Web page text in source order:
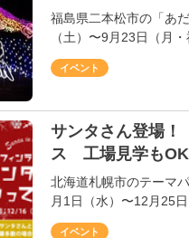
福島県二本松市の「あ
（土）〜9月23日（月
イベント
サンタさん登場！
ス 工場見学もOK
北海道札幌市のテーマ
月1日（水）〜12月25
イベント